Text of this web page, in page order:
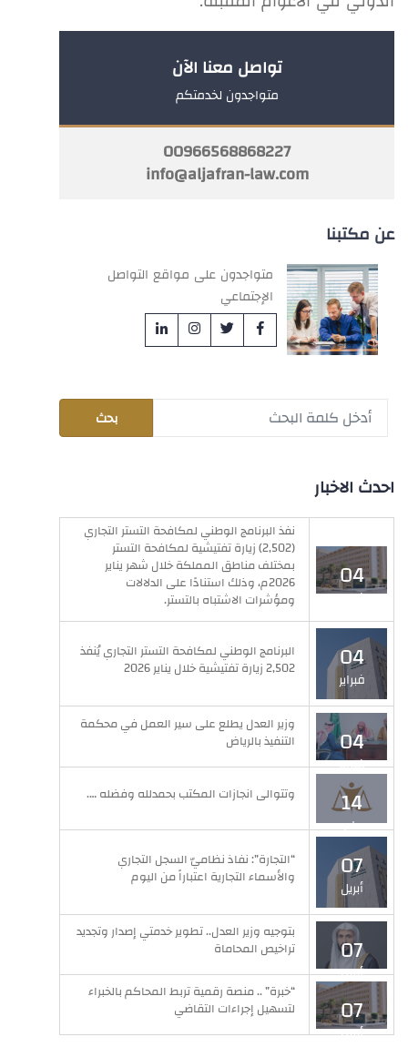
تواصل معنا الآن
متواجدون لخدمتكم
00966568868227
info@aljafran-law.com
عن مكتبنا
متواجدون على مواقع التواصل
الإجتماعي
احدث الاخبار
04
فبراير
نفذ البرنامج الوطني لمكافحة التستر التجاري
(2,502) زيارة تفتيشية لمكافحة التستر
بمختلف مناطق المملكة خلال شهر يناير
2026م، وذلك استنادًا على الدلالات
ومؤشرات الاشتباه بالتستر.
04
فبراير
البرنامج الوطني لمكافحة التستر التجاري يُنفذ
2,502 زيارة تفتيشية خلال يناير 2026
04
فبراير
وزير العدل يطلع على سير العمل في محكمة
التنفيذ بالرياض
14
مايو
وتتوالى انجازات المكتب بحمدلله وفضله ….
07
أبريل
“التجارة”: نفاذ نظاميّ السجل التجاري
والأسماء التجارية اعتباراً من اليوم
07
أبريل
بتوجيه وزير العدل.. تطوير خدمتي إصدار وتجديد
تراخيص المحاماة
07
أبريل
“خبرة” .. منصة رقمية تربط المحاكم بالخبراء
لتسهيل إجراءات التقاضي